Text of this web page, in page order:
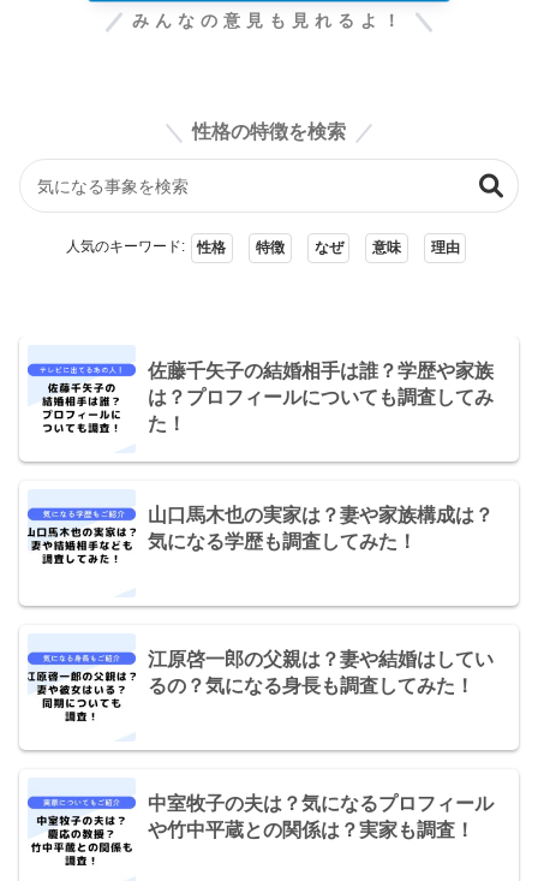
みんなの意見も見れるよ！
性格の特徴を検索
人気のキーワード: 性格 特徴 なぜ 意味 理由
佐藤千矢子の結婚相手は誰？学歴や家族
は？プロフィールについても調査してみ
た！
山口馬木也の実家は？妻や家族構成は？
気になる学歴も調査してみた！
江原啓一郎の父親は？妻や結婚はしてい
るの？気になる身長も調査してみた！
中室牧子の夫は？気になるプロフィール
や竹中平蔵との関係は？実家も調査！